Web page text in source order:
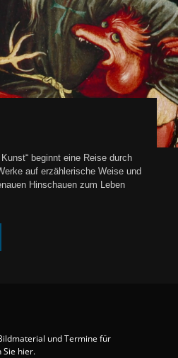
beginnt eine Reise durch
auf erzählerische Weise und
Hinschauen zum Leben
und Termine für
hier.